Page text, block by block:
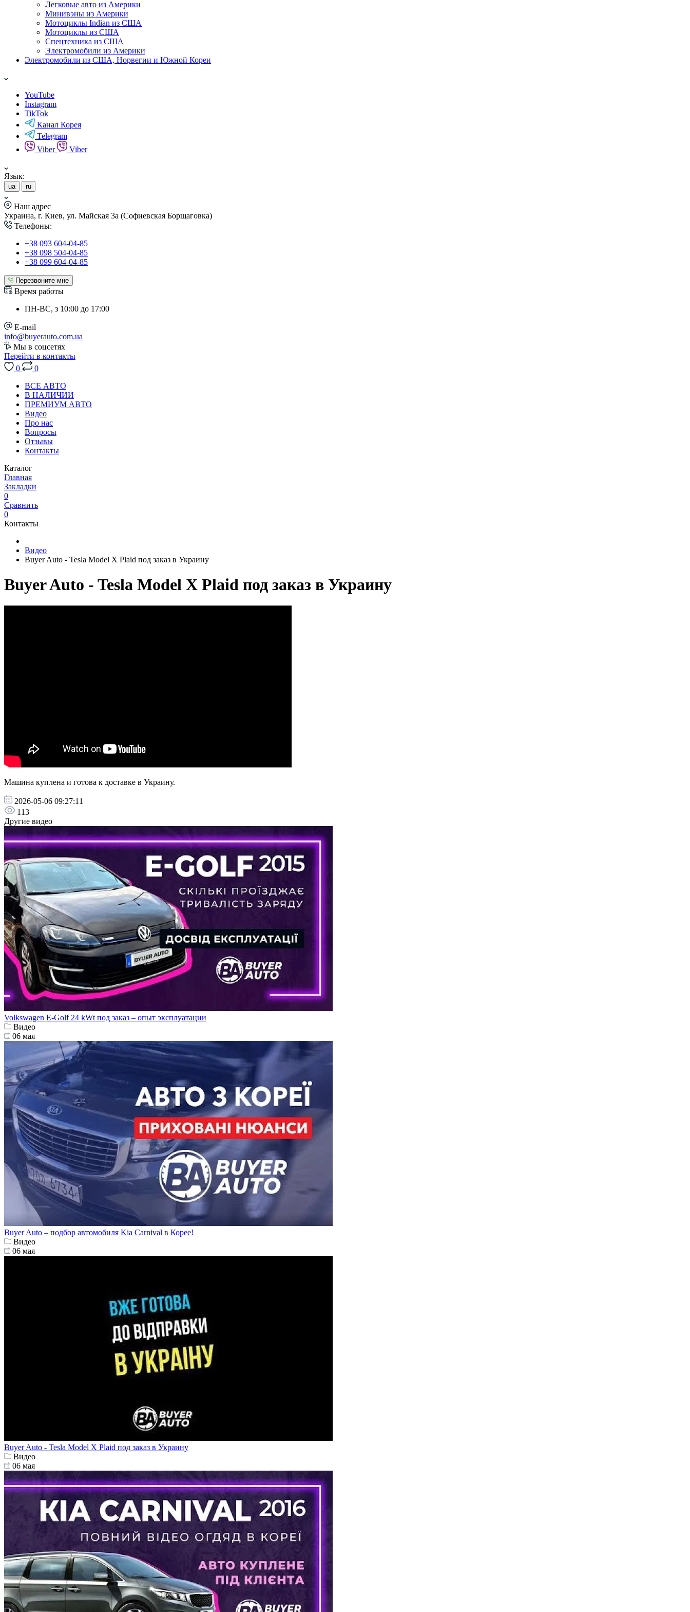
Легковые авто из Америки
Минивэны из Америки
Мотоциклы Indian из США
Мотоциклы из США
Спецтехника из США
Электромобили из Америки
Электромобили из США, Норвегии и Южной Кореи
YouTube
Instagram
TikTok
Канал Корея
Telegram
Viber
Viber
Язык:
ua ru
Наш адрес
Украина, г. Киев, ул. Майская 3а (Софиевская Борщаговка)
Телефоны:
+38 093 604-04-85
+38 098 504-04-85
+38 099 604-04-85
Перезвоните мне
Время работы
ПН-ВС, з 10:00 до 17:00
E-mail
info@buyerauto.com.ua
Мы в соцсетях
Перейти в контакты
0
0
ВСЕ АВТО
В НАЛИЧИИ
ПРЕМИУМ АВТО
Видео
Про нас
Вопросы
Отзывы
Контакты
Каталог
Главная
Закладки
0
Сравнить
0
Контакты
Видео
Buyer Auto - Tesla Model X Plaid под заказ в Украину
Buyer Auto - Tesla Model X Plaid под заказ в Украину
Машина куплена и готова к доставке в Украину.
2026-05-06 09:27:11
113
Другие видео
Volkswagen E-Golf 24 kWt под заказ – опыт эксплуатации
Видео
06 мая
Buyer Auto – подбор автомобиля Kia Carnival в Корее!
Видео
06 мая
Buyer Auto - Tesla Model X Plaid под заказ в Украину
Видео
06 мая